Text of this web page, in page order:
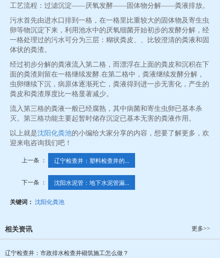
工艺流程：过滤沉淀——厌氧发酵——固体物分解——粪液排放。
污水首先由进水口排到一格，在一格里比重较大的固体物及寄生虫
卵等物沉淀下来，利用池水中的厌氧细菌开始初步的发酵分解，经
一格处理过的污水可分为三层：糊状粪皮、、比较澄清的粪液和固
体状的粪渣。
经过初步分解的粪液流入第二格，而漂浮在上面的粪皮和沉积在下
面的粪渣则留在一格继续发酵.在第二格中，粪液继续发酵分解，
虫卵继续下沉，病原体逐渐死亡，粪液得到进一步无害化，产生的
粪皮和粪渣厚度比一格显著减少。
流入第三格的粪液一般已经腐熟，其中病菌和寄生虫卵已基本杀
灭。第三格功能主要起暂时储存沉淀已基本无害的粪液作用。
以上就是沈阳化粪池的小编给大家分享的内容，想要了解更多，欢
迎来电咨询我们吧！
上一条 ： 辽宁检查井：塑料检查井的...
下一条 ： 沈阳水泥管：地下水泥管漏...
关键词： 沈阳化粪池
相关资讯 更多>>
辽宁检查井：市政排水检查井砌筑施工怎么做？